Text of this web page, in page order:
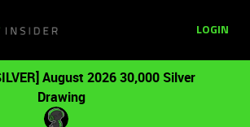
LOGIN
August 2026 30,000 Silver
Drawing